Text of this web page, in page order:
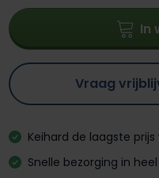
In
Vraag
Keihard de laagste
Snelle bezorging in